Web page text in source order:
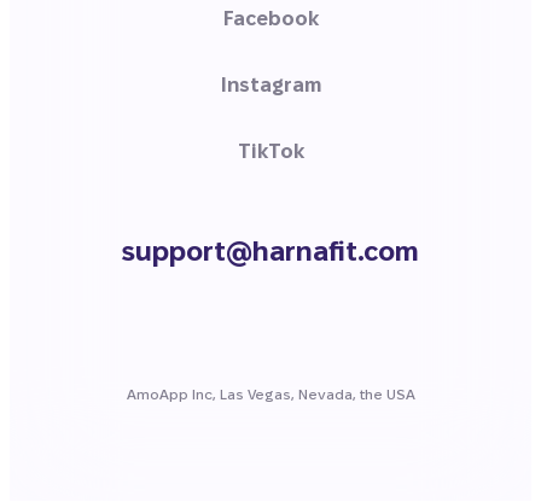
Facebook
Instagram
TikTok
support@harnafit.com
AmoApp Inc, Las Vegas, Nevada, the USA